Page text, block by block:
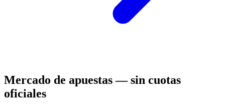
Mercado de apuestas — sin cuotas
oficiales